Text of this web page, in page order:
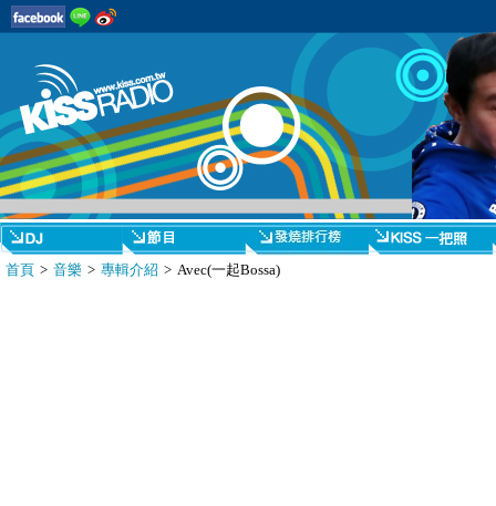
首頁 > 音樂 > 專輯介紹 > Avec(一起Bossa)